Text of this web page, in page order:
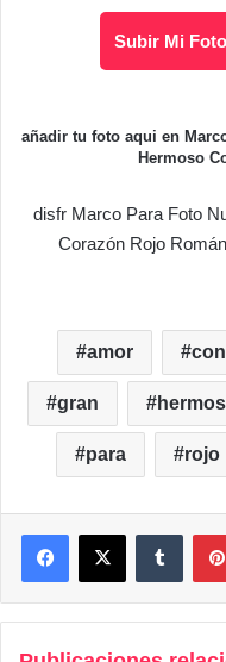
Subir Mi Foto
añadir tu foto aqui en
Hermoso
disfr Marco Para Foto
Corazón Rojo
amor con
gran
para rojo
FacebookX